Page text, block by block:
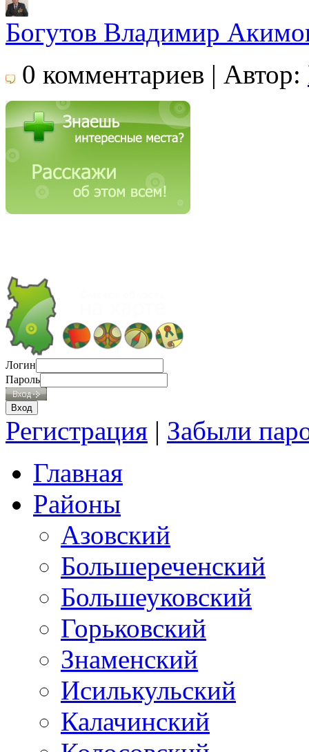
Богутов Владимир
0 комментариев | Автор:
Логин
Пароль
Регистрация | Забыли
Главная
Районы
Азовский
Большереченский
Большеуковский
Горьковский
Знаменский
Исилькульский
Калачинский